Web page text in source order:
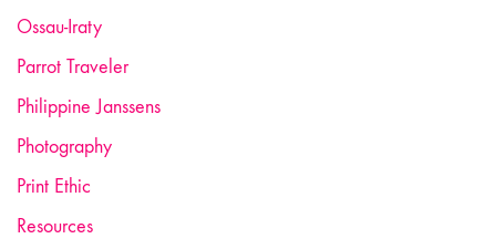
Ossau-Iraty
Parrot Traveler
Philippine Janssens
Photography
Print Ethic
Resources